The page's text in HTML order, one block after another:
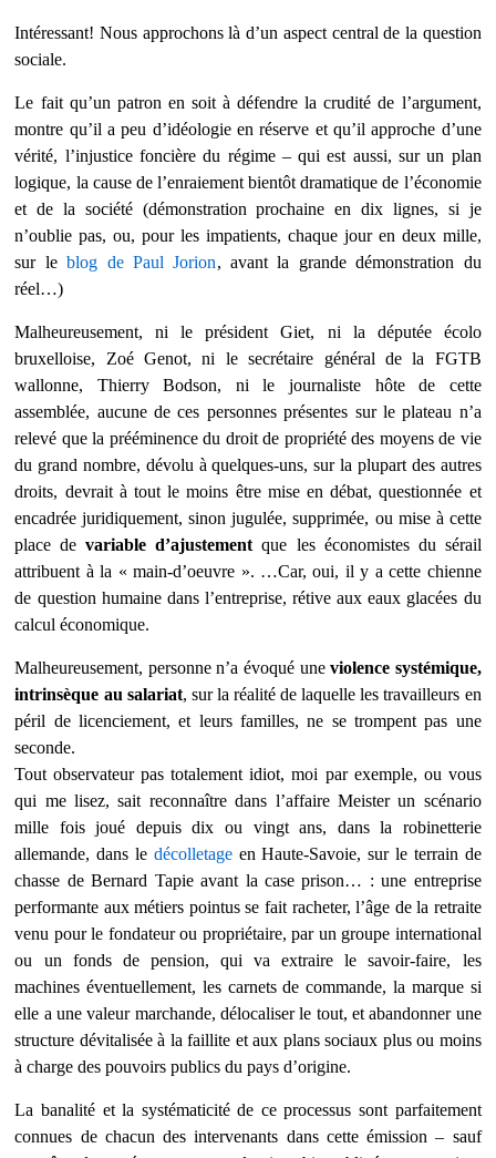
Intéressant! Nous approchons là d’un aspect central de la question
sociale.
Le fait qu’un patron en soit à défendre la crudité de l’argument,
montre qu’il a peu d’idéologie en réserve et qu’il approche d’une
vérité, l’injustice foncière du régime – qui est aussi, sur un plan
logique, la cause de l’enraiement bientôt dramatique de l’économie
et de la société (démonstration prochaine en dix lignes, si je
n’oublie pas, ou, pour les impatients, chaque jour en deux mille,
sur leblog de Paul Jorion, avant la grande démonstration du
réel…)
Malheureusement, ni le président Giet, ni la députée écolo
bruxelloise, Zoé Genot, ni le secrétaire général de la FGTB
wallonne, Thierry Bodson, ni le journaliste hôte de cette
assemblée, aucune de ces personnesprésentes sur le plateau n’a
relevé que la prééminence du droit de propriété des moyens de vie
du grand nombre, dévolu à quelques-uns, sur la plupart des autres
droits, devrait à tout le moins être mise en débat, questionnée et
encadrée juridiquement, sinon jugulée, supprimée, ou mise à cette
place devariable d’ajustement que les économistes du sérail
attribuent à la « main-d’oeuvre ». …Car, oui, il y a cette chienne
de question humaine dans l’entreprise, rétive aux eaux glacées du
calcul économique.
Malheureusement, personne n’a évoqué uneviolence systémique,
intrinsèque au salariat, sur la réalité de laquelle les travailleurs en
péril de licenciement, et leurs familles, ne se trompent pas une
seconde.
Tout observateur pas totalement idiot, moi par exemple, ou vous
qui me lisez, sait reconnaître dans l’affaire Meister un scénario
mille fois joué depuis dix ou vingt ans, dans la robinetterie
allemande, dans le décolletageen Haute-Savoie, sur le terrain de
chasse de Bernard Tapieavant la case prison… : une entreprise
performante aux métiers pointus se fait racheter, l’âge de la retraite
venu pour le fondateur ou propriétaire, par un groupe international
ou un fonds de pension, qui va extraire le savoir-faire, les
machines éventuellement, les carnets de commande, la marque si
elle a une valeur marchande, délocaliser le tout, et abandonner une
structure dévitalisée à la faillite et aux plans sociaux plus ou moins
à charge des pouvoirs publics du pays d’origine.
La banalité et la systématicité de ce processus sont parfaitement
connues de chacun des intervenants dans cette émission – sauf